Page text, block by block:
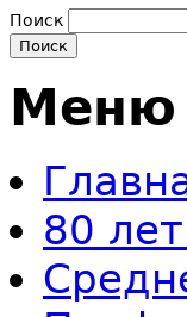
Поиск
Меню
80